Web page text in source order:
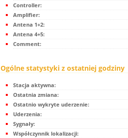
Controller:
Amplifier:
Antena 1+2:
Antena 4+5:
Comment:
Ogólne statystyki z ostatniej godziny
Stacja aktywna:
Ostatnia zmiana:
Ostatnio wykryte uderzenie:
Uderzenia:
Sygnały:
Współczynnik lokalizacji: